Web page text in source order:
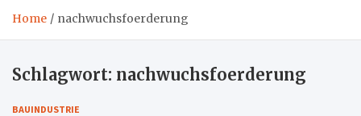
Home nachwuchsfoerderung
Schlagwort: nachwuchsfoerderung
BAUINDUSTRIE